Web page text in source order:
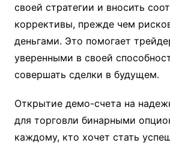
своей стратегии и вносить
коррективы, прежде чем
деньгами. Это помогает
уверенными в своей
совершать сделки в будущем.
Открытие демо-счета на
для торговли бинарными
каждому, кто хочет стать